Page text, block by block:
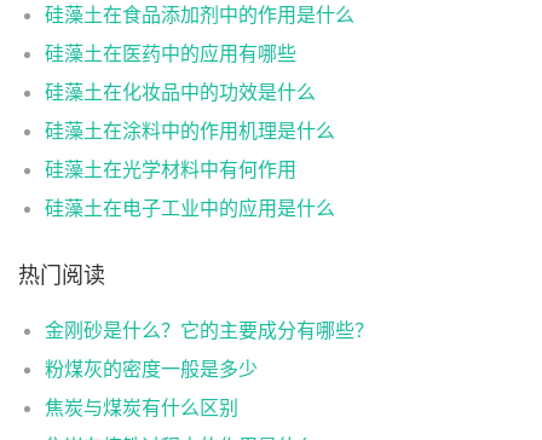
硅藻土在食品添加剂中的作用是什么
硅藻土在医药中的应用有哪些
硅藻土在化妆品中的功效是什么
硅藻土在涂料中的作用机理是什么
硅藻土在光学材料中有何作用
硅藻土在电子工业中的应用是什么
热门阅读
金刚砂是什么？它的主要成分有哪些？
粉煤灰的密度一般是多少
焦炭与煤炭有什么区别